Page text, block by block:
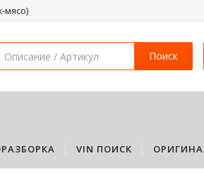
мясо)
Поиск
VIN ПОИСК